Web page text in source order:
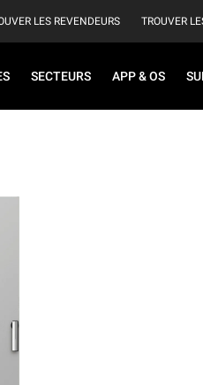
LES REVENDEURS TROUVER
SECTEURS APP & OS